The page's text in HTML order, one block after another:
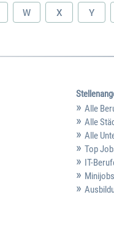
W X Y
Alle
Alle
Alle
Top
IT-
Minijobs